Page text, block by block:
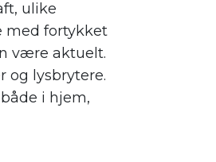
ulike
med fortykket
være aktuelt.
og lysbrytere.
i hjem,